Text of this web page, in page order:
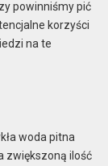
powinniśmy pić
korzyści
na te
woda pitna
zwiększoną ilość